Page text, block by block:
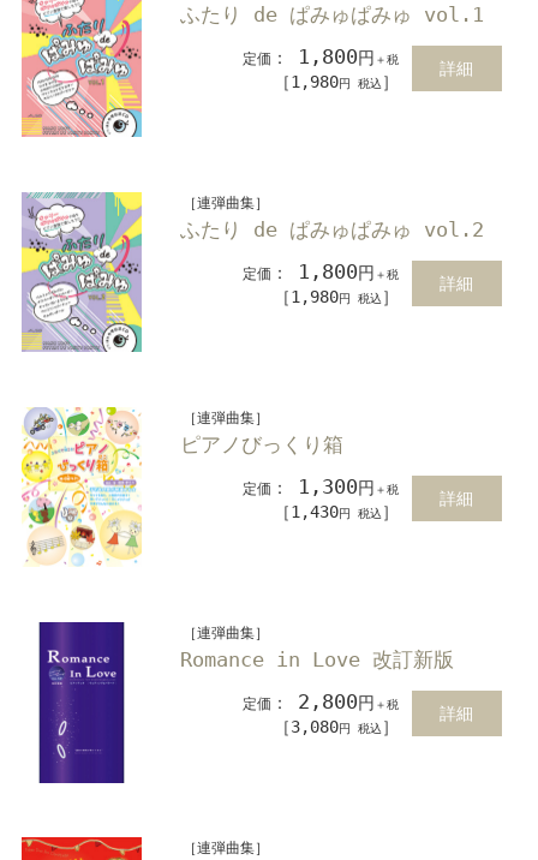
ふたり de ぱみゅぱみゅ vol.1
定価 ： 1,800円 ＋税
［1,980円 税込 ］
詳細
［連弾曲集］
ふたり de ぱみゅぱみゅ vol.2
定価 ： 1,800円 ＋税
［1,980円 税込 ］
詳細
［連弾曲集］
ピアノびっくり箱
定価 ： 1,300円 ＋税
［1,430円 税込 ］
詳細
［連弾曲集］
Romance in Love 改訂新版
定価 ： 2,800円 ＋税
［3,080円 税込 ］
詳細
［連弾曲集］